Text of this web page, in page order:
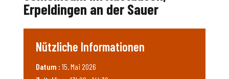
Erpeldingen an der Sauer
Nützliche Informationen
Datum : 15. Mai 2026